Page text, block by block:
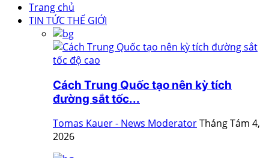
Trang chủ
TIN TỨC THẾ GIỚI
Cách Trung Quốc tạo nên kỳ tích
đường sắt tốc...
Tomas Kauer - News ModeratorTháng Tám 4,
2026